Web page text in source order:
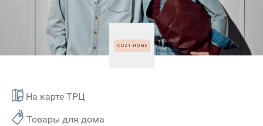
На карте ТРЦ
Товары для дома